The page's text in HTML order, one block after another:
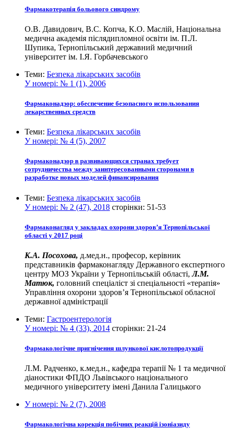
Фармакотерапія больового синдрому
О.В. Давидович, В.С. Копча, К.О. Маслій, Національна
медична академія післядипломної освіти ім. П.Л.
Шупика, Тернопільський державний медичний
університет ім. І.Я. Горбачевського
Теми: Безпека лікарських засобів
У номері: № 1 (1), 2006
Фармаконадзор: обеспечение безопасного использования
лекарственных средств
Теми: Безпека лікарських засобів
У номері: № 4 (5), 2007
Фармаконадзор в развивающихся странах требует
сотрудничества между заинтересованными сторонами в
разработке новых моделей финансирования
Теми: Безпека лікарських засобів
У номері: № 2 (47), 2018 сторінки: 51-53
Фармаконагляд у закладах охорони здоров’я Тернопільської
області у 2017 році
К.А. Посохова, д.мед.н., професор, керівник
представників фармаконагляду Державного експертного
центру МОЗ України у Тернопільській області,Л.М.
Матюк, головний спеціаліст зі спеціальності «терапія»
Управління охорони здоров’я Тернопільської обласної
державної адміністрації
Теми: Гастроентерологія
У номері: № 4 (33), 2014 сторінки: 21-24
Фармакологічне пригнічення шлункової кислотопродукції
Л.М. Радченко, к.мед.н., кафедра терапії № 1 та медичної
діаностики ФПДО Львівського національного
медичного університету імені Данила Галицького
У номері: № 2 (7), 2008
Фармакологічна корекція побічних реакцій ізоніазиду